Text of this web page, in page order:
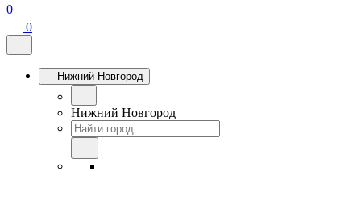
0
0
Нижний Новгород
Нижний Новгород